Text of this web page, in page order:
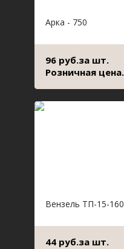
Арка - 750
96 руб.за шт.
Розничная цена.
Вензель ТП-15-
44 руб.за шт.